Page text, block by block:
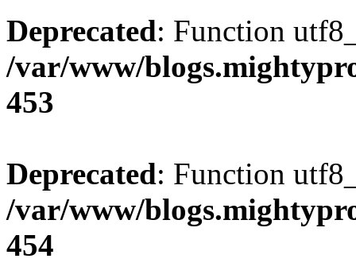
Deprecated: Function
/var/www/
453
Deprecated: Function
/var/www/
454